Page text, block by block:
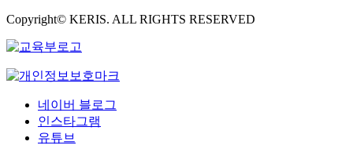
Copyright© KERIS. ALL RIGHTS RESERVED
네이버 블로그
인스타그램
유튜브